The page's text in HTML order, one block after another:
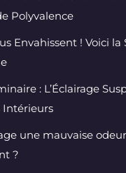
Polyvalence
Envahissent ! Voici la
: L’Éclairage
Intérieurs
une mauvaise
?